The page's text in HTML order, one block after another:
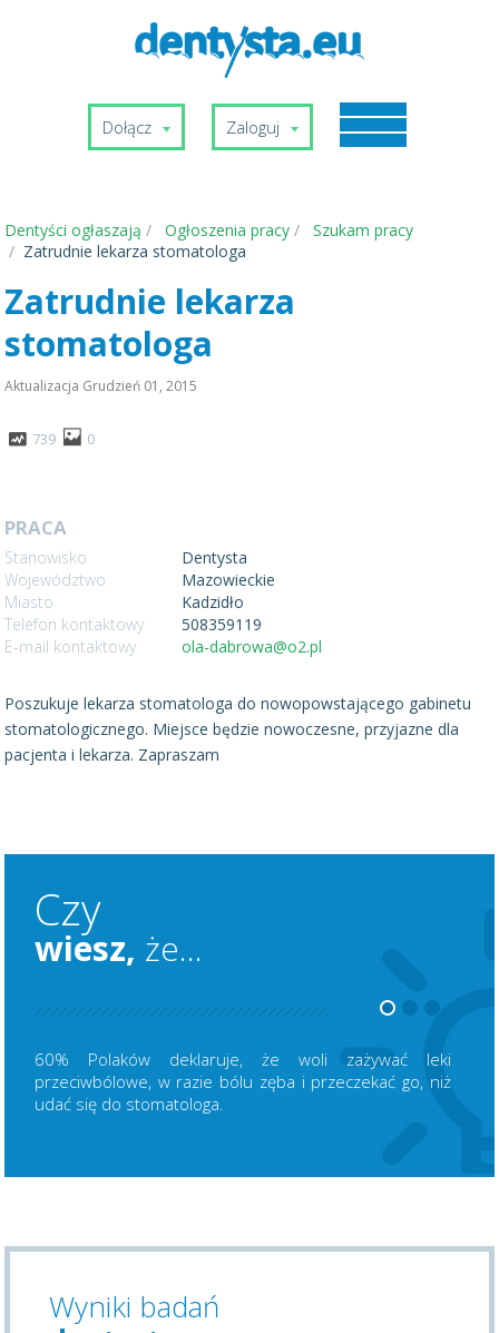
Dołącz Zaloguj
Dentyści ogłaszają Ogłoszenia pracy
Szukam pracy
Zatrudnie lekarza stomatologa
Zatrudnie lekarza
stomatologa
Aktualizacja Grudzień 01, 2015
739 0
PRACA
Stanowisko
Dentysta
Województwo
Mazowieckie
Miasto
Kadzidło
Telefon kontaktowy
508359119
E-mail kontaktowy
ola-dabrowa@o2.pl
Poszukuje lekarza stomatologa do nowopowstającego gabinetu
stomatologicznego. Miejsce będzie nowoczesne, przyjazne dla
pacjenta i lekarza. Zapraszam
Czy
wiesz, że...
60% Polaków deklaruje, że woli zażywać leki
przeciwbólowe, w razie bólu zęba i przeczekać go, niż
udać się do stomatologa.
Wyniki badań